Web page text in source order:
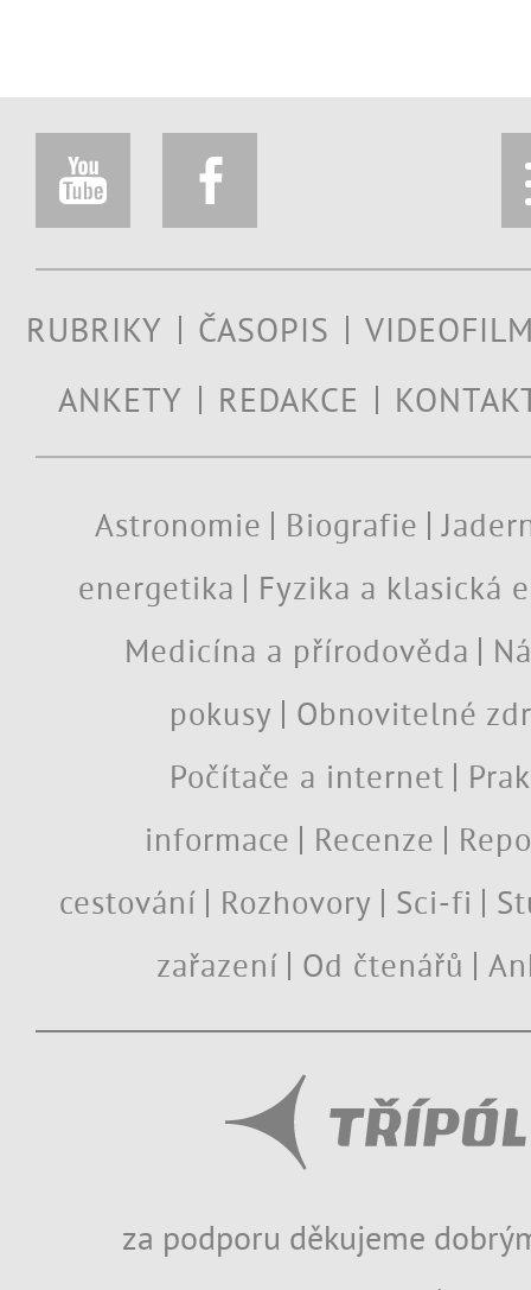
RUBRIKY ČASOPIS
ANKETY
REDAKCE
Astronomie Biografie
energetika
Fyzika a klasická
Medicína a přírodověda
pokusy
Obnovitelné
Počítače a internet
informace
Recenze
cestování
Rozhovory Sci-fi
zařazení
Od čtenářů
za podporu děkujeme